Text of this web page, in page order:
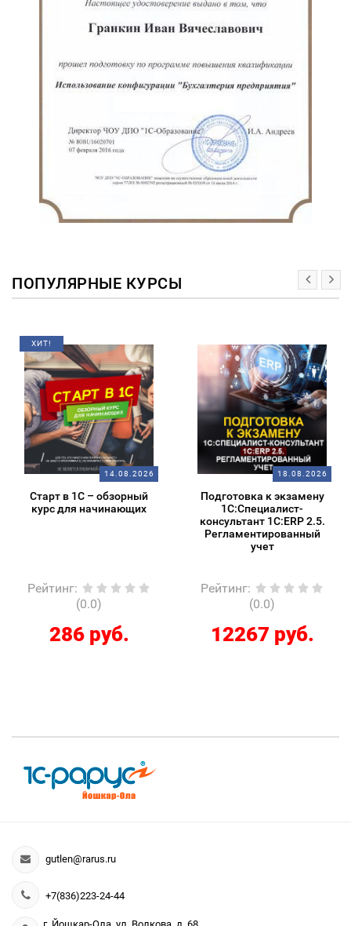
ПОПУЛЯРНЫЕ КУРСЫ
ХИТ!
14.08.2026
Старт в 1С – обзорный
курс для начинающих
Рейтинг:
(0.0)
286 руб.
18.08.2026
Подготовка к экзамену
1С:Специалист-
консультант 1С:ERP 2.5.
Регламентированный
учет
Рейтинг:
(0.0)
12267 руб.
gutlen@rarus.ru
+7(836)223-24-44